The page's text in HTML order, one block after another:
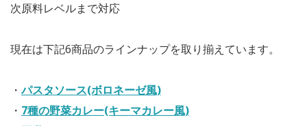
次原料レベルまで対応
現在は下記6商品のラインナップを取り揃えています。
・パスタソース(ボロネーゼ風)
・ 7種の野菜カレー(キーマカレー風)